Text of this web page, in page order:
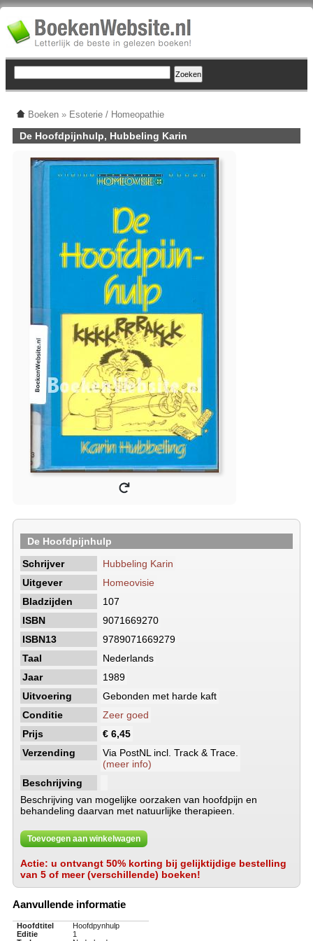
Boeken » Esoterie / Homeopathie
De Hoofdpijnhulp, Hubbeling Karin
De Hoofdpijnhulp
Schrijver
Hubbeling Karin
Uitgever
Homeovisie
Bladzijden
107
ISBN
9071669270
ISBN13
9789071669279
Taal
Nederlands
Jaar
1989
Uitvoering
Gebonden met harde kaft
Conditie
Zeer goed
Prijs
€ 6,45
Verzending
Via PostNL incl. Track & Trace.
(meer info)
Beschrijving
Beschrijving van mogelijke oorzaken van hoofdpijn en
behandeling daarvan met natuurlijke therapieen.
Toevoegen aan winkelwagen
Actie: u ontvangt 50% korting bij gelijktijdige bestelling
van 5 of meer (verschillende) boeken!
Aanvullende informatie
Hoofdtitel
Hoofdpynhulp
Editie
1